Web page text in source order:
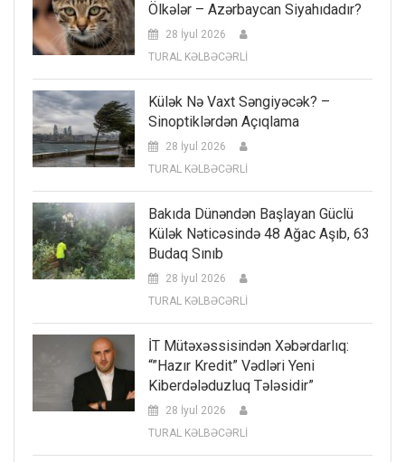
Ölkələr – Azərbaycan Siyahıdadır?
28 İyul 2026
TURAL KƏLBƏCƏRLİ
Külək Nə Vaxt Səngiyəcək? –
Sinoptiklərdən Açıqlama
28 İyul 2026
TURAL KƏLBƏCƏRLİ
Bakıda Dünəndən Başlayan Güclü
Külək Nəticəsində 48 Ağac Aşıb, 63
Budaq Sınıb
28 İyul 2026
TURAL KƏLBƏCƏRLİ
İT Mütəxəssisindən Xəbərdarlıq:
“”Hazır Kredit” Vədləri Yeni
Kiberdələduzluq Tələsidir”
28 İyul 2026
TURAL KƏLBƏCƏRLİ